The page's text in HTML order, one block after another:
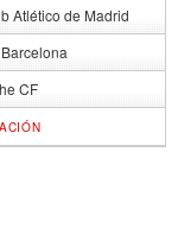
Atlético de Madrid
CF